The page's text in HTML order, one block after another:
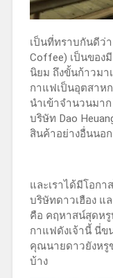
เป็นที่ทราบกันดีว่
Coffee) เป็นของ
นิยม ถึงขั้นก้าวมา
กาแฟเป็นอุตสาห
นำเข้าจำนวนมา
บริษัท Dao
สินค้าอย่างอื่นนอ
และเราได้มีโอกา
บริษัทดาวเฮือง แ
คือ คฤหาสน์สุดห
กาแฟดังเจ้านี้ นี่ข
คุณนายดาวยังหรู
บ้าง